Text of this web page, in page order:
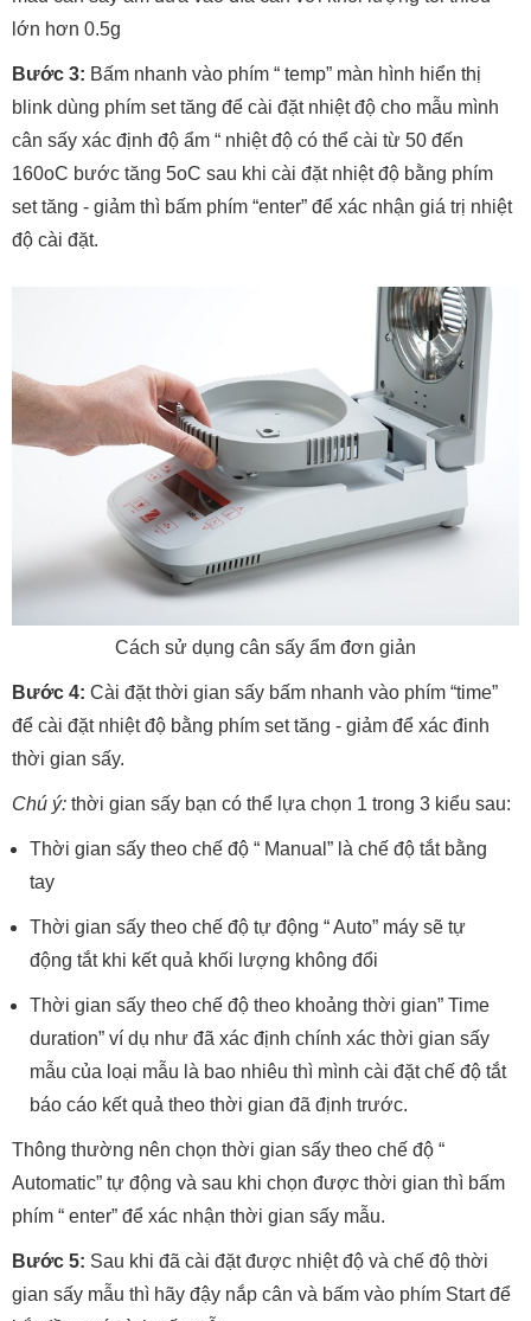
lớn hơn 0.5g
Bước 3: Bấm nhanh vào phím “ temp” màn hình hiển thị
blink dùng phím set tăng để cài đặt nhiệt độ cho mẫu mình
cân sấy xác định độ ẩm “ nhiệt độ có thể cài từ 50 đến
160oC bước tăng 5oC sau khi cài đặt nhiệt độ bằng phím
set tăng - giảm thì bấm phím “enter” để xác nhận giá trị nhiệt
độ cài đặt.
Cách sử dụng cân sấy ẩm đơn giản
Bước 4: Cài đặt thời gian sấy bấm nhanh vào phím “time”
để cài đặt nhiệt độ bằng phím set tăng - giảm để xác đinh
thời gian sấy.
Chú ý: thời gian sấy bạn có thể lựa chọn 1 trong 3 kiểu sau:
Thời gian sấy theo chế độ “ Manual” là chế độ tắt bằng
tay
Thời gian sấy theo chế độ tự động “ Auto” máy sẽ tự
động tắt khi kết quả khối lượng không đổi
Thời gian sấy theo chế độ theo khoảng thời gian” Time
duration” ví dụ như đã xác định chính xác thời gian sấy
mẫu của loại mẫu là bao nhiêu thì mình cài đặt chế độ tắt
báo cáo kết quả theo thời gian đã định trước.
Thông thường nên chọn thời gian sấy theo chế độ “
Automatic” tự động và sau khi chọn được thời gian thì bấm
phím “ enter” để xác nhận thời gian sấy mẫu.
Bước 5: Sau khi đã cài đặt được nhiệt độ và chế độ thời
gian sấy mẫu thì hãy đậy nắp cân và bấm vào phím Start để